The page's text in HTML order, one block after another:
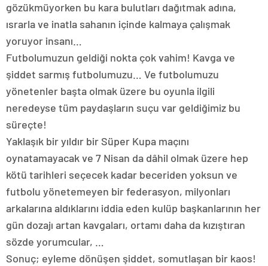
gözükmüyorken bu kara bulutları dağıtmak adına,
ısrarla ve inatla sahanın içinde kalmaya çalışmak
yoruyor insanı…
Futbolumuzun geldiği nokta çok vahim! Kavga ve
şiddet sarmış futbolumuzu… Ve futbolumuzu
yönetenler başta olmak üzere bu oyunla ilgili
neredeyse tüm paydaşların suçu var geldiğimiz bu
süreçte!
Yaklaşık bir yıldır bir Süper Kupa maçını
oynatamayacak ve 7 Nisan da dâhil olmak üzere hep
kötü tarihleri seçecek kadar beceriden yoksun ve
futbolu yönetemeyen bir federasyon, milyonları
arkalarına aldıklarını iddia eden kulüp başkanlarının her
gün dozajı artan kavgaları, ortamı daha da kızıştıran
sözde yorumcular, …
Sonuç; eyleme dönüşen şiddet, somutlaşan bir kaos!